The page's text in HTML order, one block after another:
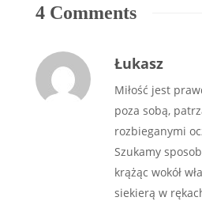
4 Comments
Łukasz
Miłość jest
poza sobą,
rozbieganymi
Szukamy
krążąc wokół
siekierą w